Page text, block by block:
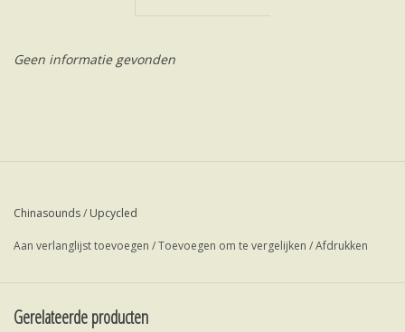
Geen informatie gevonden
Chinasounds/ Upcycled
Aan verlanglijst toevoegen /Toevoegen om te vergelijken /Afdrukken
Gerelateerde producten